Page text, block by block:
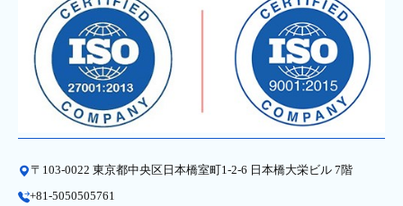
〒103-0022 東京都中央区日本橋室町1-2-6 日本橋大栄ビル 7階
+81-5050505761